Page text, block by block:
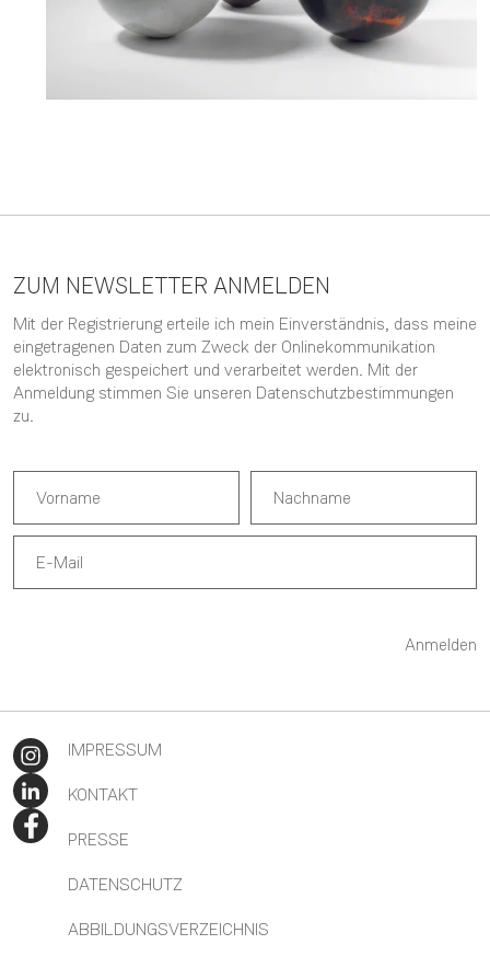
ZUM NEWSLETTER ANMELDEN
Mit der Registrierung erteile ich mein Einverständnis, dass meine
eingetragenen Daten zum Zweck der Onlinekommunikation
elektronisch gespeichert und verarbeitet werden. Mit der
Anmeldung stimmen Sie unseren Datenschutzbestimmungen
zu.
Anmelden
IMPRESSUM
KONTAKT
PRESSE
DATENSCHUTZ
ABBILDUNGSVERZEICHNIS